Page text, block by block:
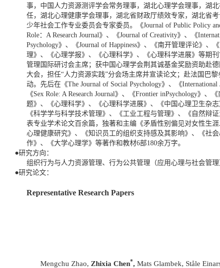
事，中国人力资源测评学会常务理事，湖北心理学会理事，湖
任，湖北心理健康学会理事，湖北省财政厅绩效专家，湖北省
少年社会工作专业委员会专家委员。《Journal of Public Policy
Role：A Research Journal》、《Journal of Creativity》、《
Psychology》、《Journal of Happiness》、《南开管理评论》、
理》、《心理学报》、《心理科学》、《心理科学进展》等期
管理国际研讨会主席；获中国心理学会荆其诚基金奖励资助赴
大会，担任“人力资源实践”分会场主席并宣读论文；赴法国巴
动。先后在《The Journal of Social Psychology》、《International
《Sex Role: A Research Journal》、《Frontier inPsychology》、
题》、《心理科学》、《心理科学进展》、《中国心理卫生杂
《科学学与科学技术管理》、《工业工程与管理》、《自然辩
表专业学术论文百余篇，独著和主编《矛盾性别偏见对女性生
心理健康研究》、《知识员工的组织支持感及其影响》、《社
作》、《大学心理学》等著作和教材6部180余万字。
●研究方向：
组织行为与人力资源管理、行为公共管理（应用心理与社会管
●研究论文：
Representative Research Papers
Mengchu Zhao, Zhixia Chen*, Mats Glambek, Ståle